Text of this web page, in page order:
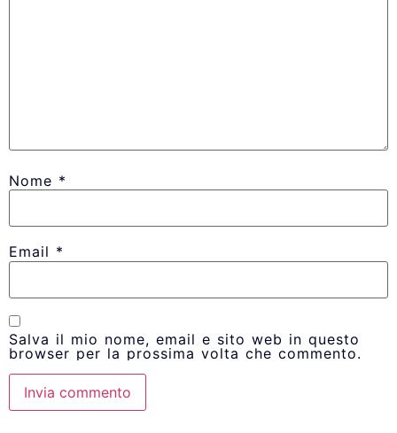
Nome *
Email *
Salva il mio nome, email e sito web in questo
browser per la prossima volta che commento.